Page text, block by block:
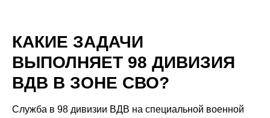
КАКИЕ ЗАДАЧИ
ВЫПОЛНЯЕТ 98 ДИВИЗИЯ
ВДВ В ЗОНЕ СВО?
Служба в 98 дивизии ВДВ на специальной военной